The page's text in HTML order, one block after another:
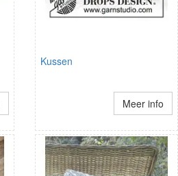
Kussen
Meer info